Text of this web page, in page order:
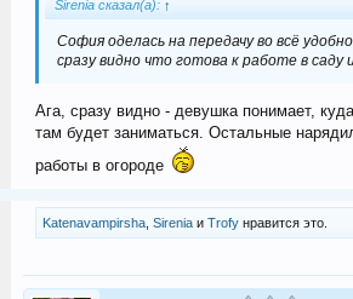
Sirenia сказал(а): ↑
София оделась на передачу во всё
сразу видно что готова к работе в саду
Ага, сразу видно - девушка понимает,
там будет заниматься. Остальные
работы в огороде
Katenavampirsha, Sireniaи Trofyнравится это.